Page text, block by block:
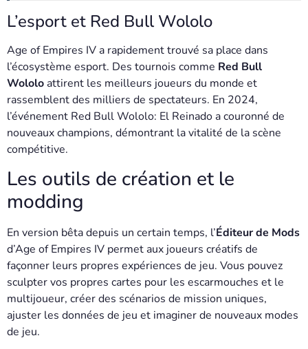
L’esport et Red Bull Wololo
Age of Empires IV a rapidement trouvé sa place dans
l’écosystème esport. Des tournois comme Red Bull
Wololo attirent les meilleurs joueurs du monde et
rassemblent des milliers de spectateurs. En 2024,
l’événement Red Bull Wololo: El Reinado a couronné de
nouveaux champions, démontrant la vitalité de la scène
compétitive.
Les outils de création et le
modding
En version bêta depuis un certain temps, l’Éditeur de Mods
d’Age of Empires IV permet aux joueurs créatifs de
façonner leurs propres expériences de jeu. Vous pouvez
sculpter vos propres cartes pour les escarmouches et le
multijoueur, créer des scénarios de mission uniques,
ajuster les données de jeu et imaginer de nouveaux modes
de jeu.